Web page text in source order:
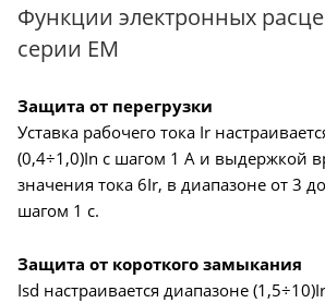
Функции электронных
серии EM
Защита от перегрузки
Уставка рабочего тока Ir
(0,4÷1,0)In с шагом 1 А и выдержкой
значения тока 6Ir, в диапазоне от 3
шагом 1 с.
Защита от короткого замыкания
Isd настраивается диапазоне